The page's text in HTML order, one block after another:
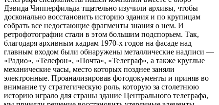
Дэвида Чипперфильда тщательно изучили архивы, чтобы
досконально восстановить историю здания и по крупицам
собрать все недостающие фрагменты знания о нем. И
ретрофотографии стали в этом большим подспорьем. Так,
благодаря архивным кадрам 1970-х годов на фасаде над
главным входом были обнаружены металлические надписи —
«Радио», «Телефон», «Почта», «Телеграф», а также круглые
механические часы, место которых позднее заняли
электронные. Проанализировав фотодокументы и приняв во
внимание ту стратегическую роль, которую за столетнюю
историю играло для страны здание Центрального телеграфа,